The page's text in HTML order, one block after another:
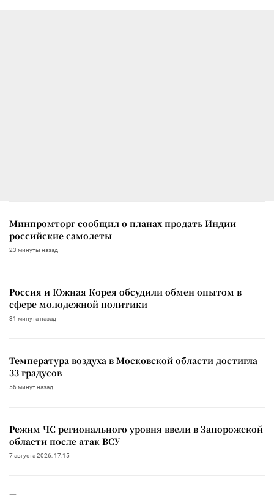
Минпромторг сообщил о планах продать Индии
российские самолеты
23 минуты назад
Россия и Южная Корея обсудили обмен опытом в
сфере молодежной политики
31 минута назад
Температура воздуха в Московской области достигла
33 градусов
56 минут назад
Режим ЧС регионального уровня ввели в Запорожской
области после атак ВСУ
7 августа 2026, 17:15